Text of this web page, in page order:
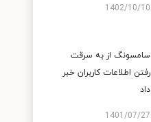
1402/10/10
سامسونگ از به سرقت
رفتن اطلاعات کاربران خبر
داد
1401/07/27